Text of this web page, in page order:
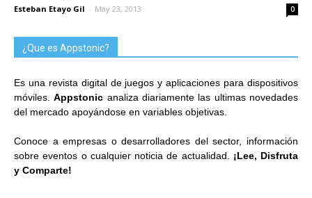
Esteban Etayo Gil - May 23, 2013 0
¿Que es Appstonic?
Es una revista digital de juegos y aplicaciones para dispositivos
móviles.Appstonic analiza diariamente las ultimas novedades
del mercado apoyándose en variables objetivas.
Conoce a empresas o desarrolladores del sector, información
sobre eventos o cualquier noticia de actualidad. ¡Lee, Disfruta
y Comparte!